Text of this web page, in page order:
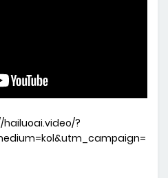
hailuoai.video/?